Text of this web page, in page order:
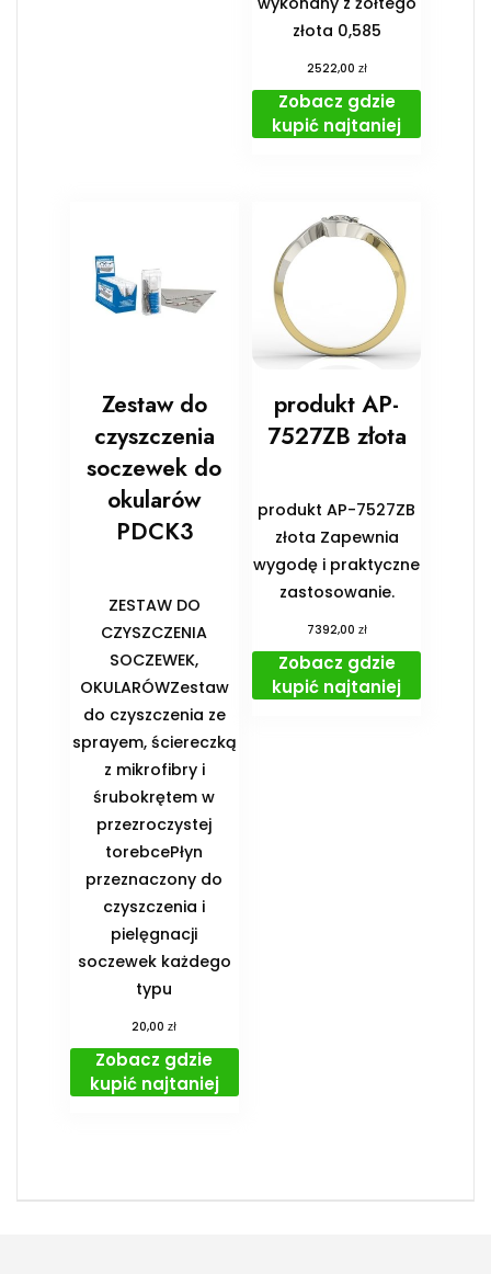
złota 0,585
2522,00 zł
Zobacz gdzie
kupić najtaniej
Zestaw do
czyszczenia
soczewek do
okularów
PDCK3
ZESTAW DO
CZYSZCZENIA
SOCZEWEK,
OKULARÓWZestaw
do czyszczenia ze
sprayem, ściereczką
z mikrofibry i
śrubokrętem w
przezroczystej
torebcePłyn
przeznaczony do
czyszczenia i
pielęgnacji
soczewek każdego
typu
20,00zł
Zobacz gdzie
kupić najtaniej
produkt AP-
7527ZB złota
produkt AP-7527ZB
złota Zapewnia
wygodę i praktyczne
zastosowanie.
7392,00 zł
Zobacz gdzie
kupić najtaniej